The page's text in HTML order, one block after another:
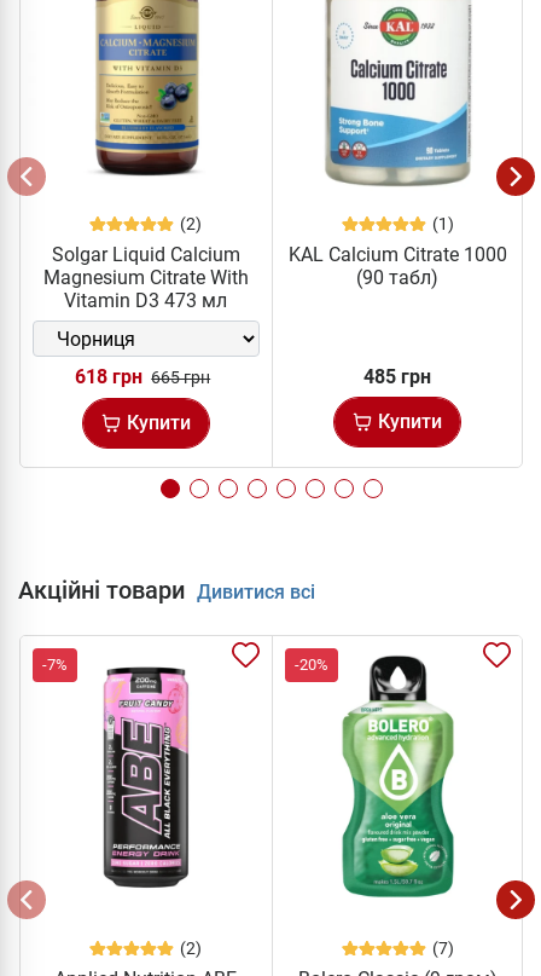
(2)
Solgar Liquid Calcium
Magnesium Citrate With
Vitamin D3 473 мл
618 грн 665 грн
Купити
(1)
KAL Calcium Citrate 1000
(90 табл)
485 грн
Купити
Акційні товари Дивитися всі
-7%
(2)
-20%
(7)